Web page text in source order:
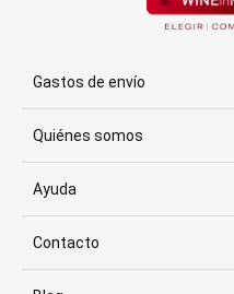
Gastos de envío
Quiénes somos
Ayuda
Contacto